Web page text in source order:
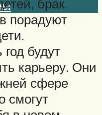
брак.
порадуют
будут
карьеру. Они
сфере
смогут